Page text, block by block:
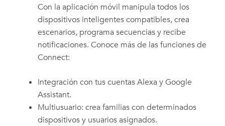
Con la aplicación móvil manipula todos los
dispositivos inteligentes compatibles, crea
escenarios, programa secuencias y recibe
notificaciones. Conoce más de las funciones de
Connect:
Integración con tus cuentas Alexa y Google
Assistant.
Multiusuario: crea familias con determinados
dispositivos y usuarios asignados.